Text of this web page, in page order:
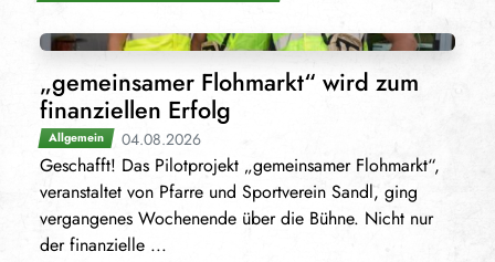
„gemeinsamer Flohmarkt“ wird zum
finanziellen Erfolg
Allgemein 04.08.2026
Geschafft! Das Pilotprojekt „gemeinsamer Flohmarkt“,
veranstaltet von Pfarre und Sportverein Sandl, ging
vergangenes Wochenende über die Bühne. Nicht nur
der finanzielle ...